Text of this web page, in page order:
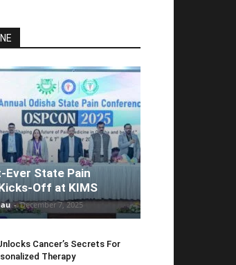
Ever State Pain
Off at KIMS
- December 7, 2025
Cancer’s Secrets For
Therapy